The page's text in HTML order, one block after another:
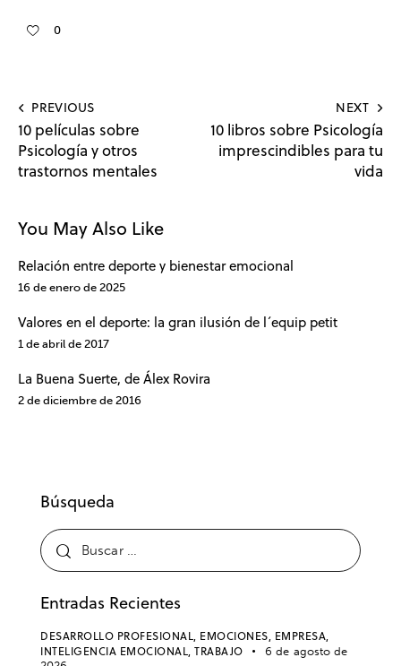
0
PREVIOUS
10 películas sobre
Psicología y otros
trastornos mentales
NEXT
10 libros sobre Psicología
imprescindibles para tu
vida
You May Also Like
Relación entre deporte y bienestar emocional
16 de enero de 2025
Valores en el deporte: la gran ilusión de l´equip petit
1 de abril de 2017
La Buena Suerte, de Álex Rovira
2 de diciembre de 2016
Búsqueda
Entradas Recientes
DESARROLLO PROFESIONAL, EMOCIONES, EMPRESA,
INTELIGENCIA EMOCIONAL, TRABAJO
6 de agosto de